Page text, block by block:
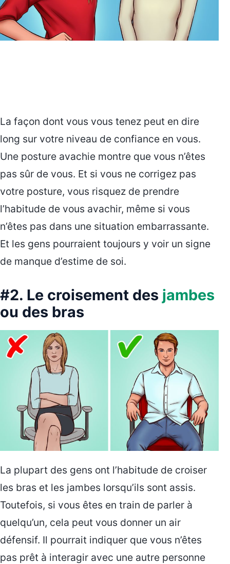
La façon dont vous vous tenez peut en dire
long sur votre niveau de confiance en vous.
Une posture avachie montre que vous n’êtes
pas sûr de vous. Et si vous ne corrigez pas
votre posture, vous risquez de prendre
l’habitude de vous avachir, même si vous
n’êtes pas dans une situation embarrassante.
Et les gens pourraient toujours y voir un signe
de manque d’estime de soi.
#2. Le croisement des jambes
ou des bras
La plupart des gens ont l’habitude de croiser
les bras et les jambes lorsqu’ils sont assis.
Toutefois, si vous êtes en train de parler à
quelqu’un, cela peut vous donner un air
défensif. Il pourrait indiquer que vous n’êtes
pas prêt à interagir avec une autre personne